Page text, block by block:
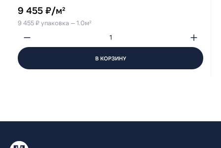
9 455 ₽/м²
9 455 ₽ упаковка — 1.0м²
В КОРЗИНУ